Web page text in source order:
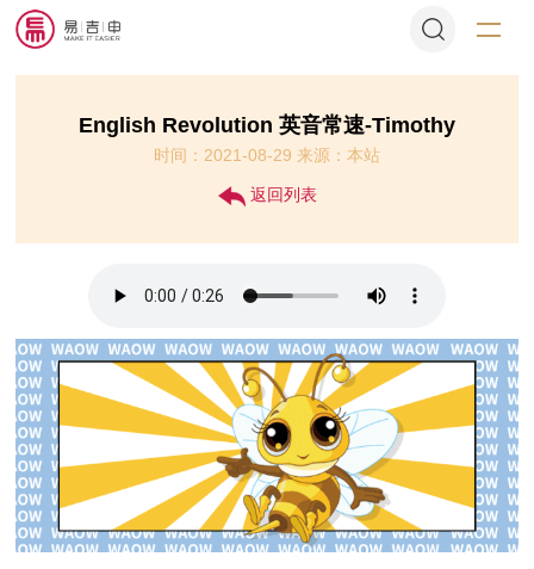
English Revolution 英音常速-Timothy
时间：2021-08-29 来源：本站
返回列表